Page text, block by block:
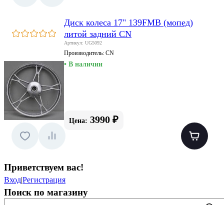
Диск колеса 17" 139FMB (мопед)
литой задний CN
Артикул: UG5092
Производитель: CN
• В наличии
Цена: 3990 ₽
Приветствуем вас!
Вход|Регистрация
Поиск по магазину